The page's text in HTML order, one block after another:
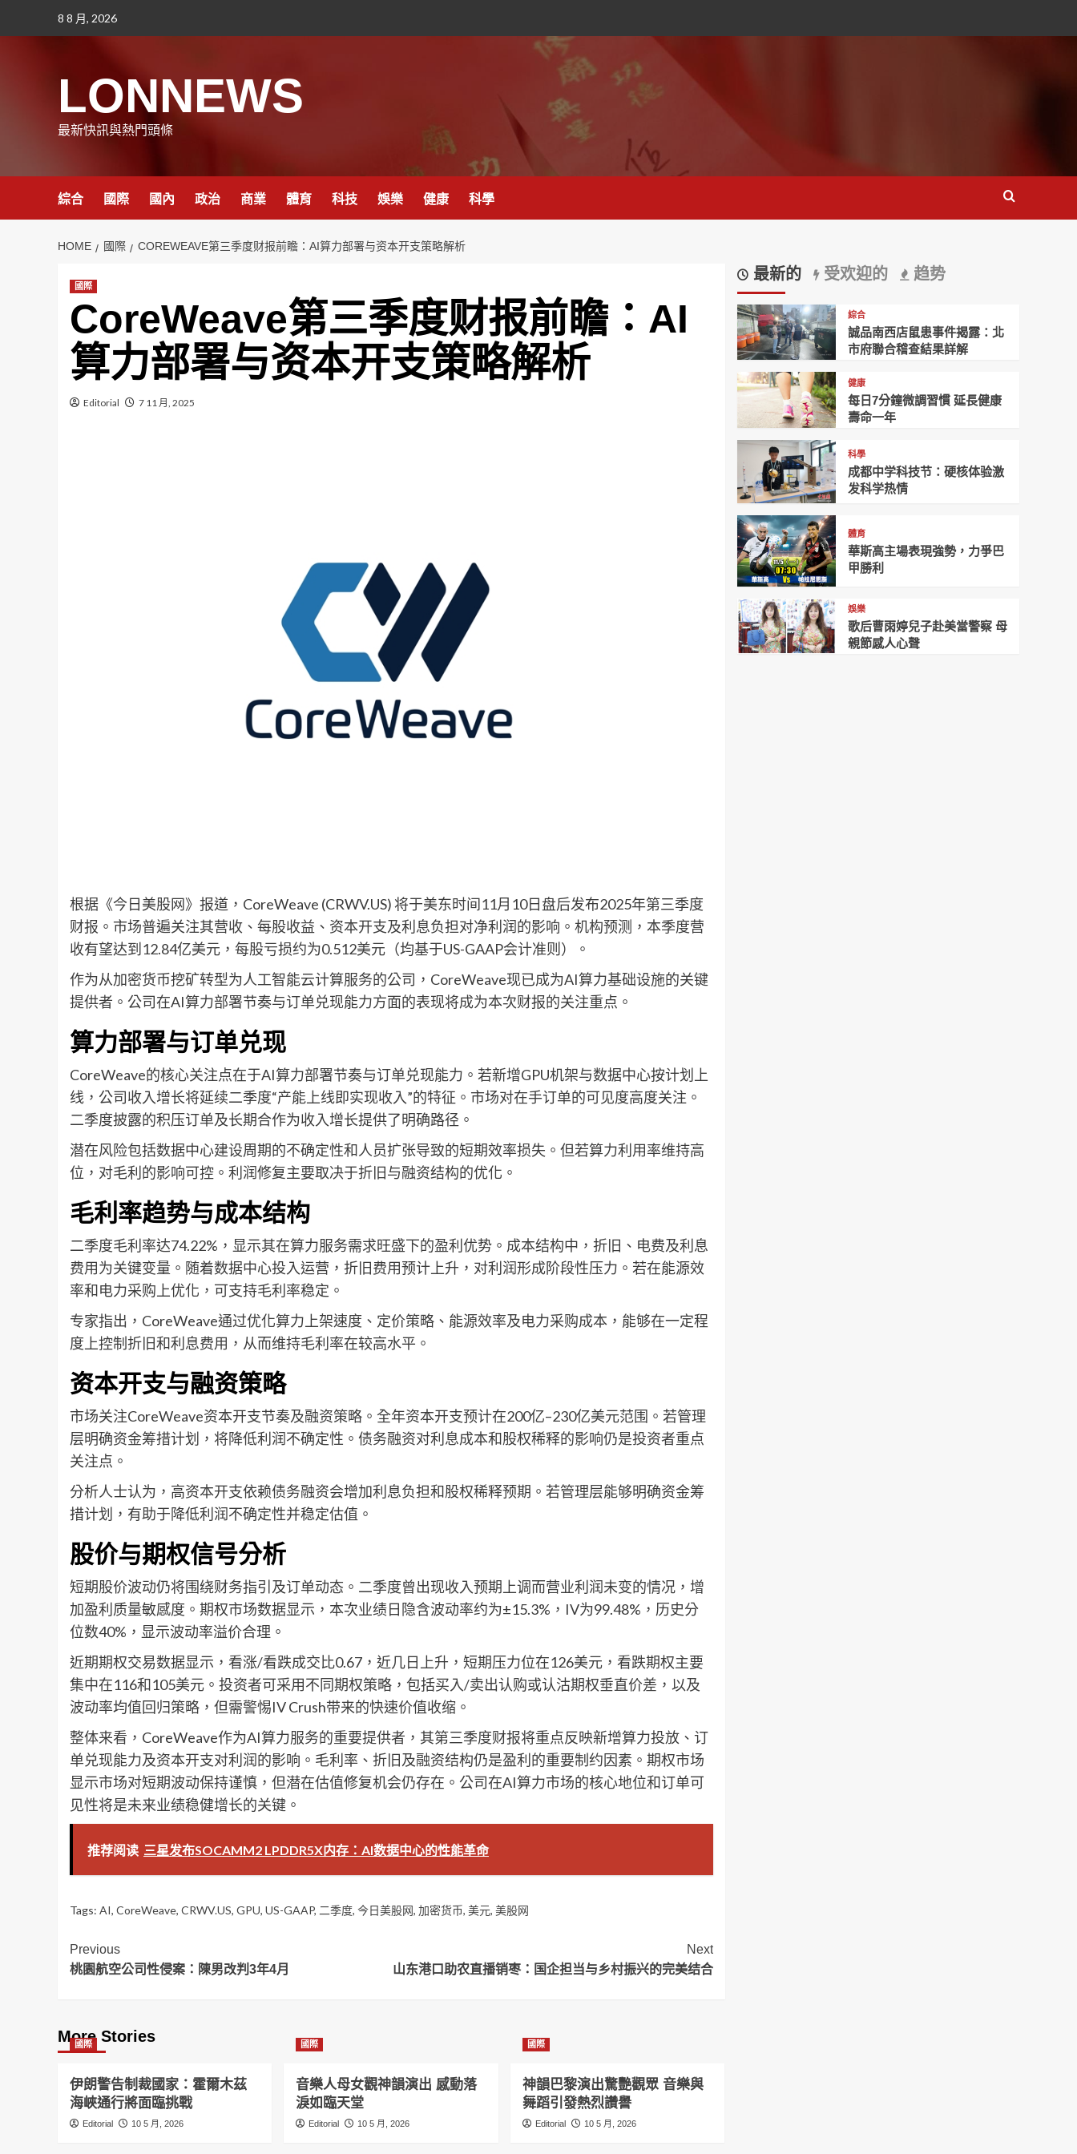
8 8 月, 2026
LONNEWS
最新快訊與熱門頭條
綜合 國際 國內 政治 商業 體育 科技 娛樂 健康 科學
HOME 國際 COREWEAVE第三季度财报前瞻：AI算力部署与资本开支策略解析
國際
CoreWeave第三季度财报前瞻：AI
算力部署与资本开支策略解析
Editorial 7 11 月, 2025
根据《今日美股网》报道，CoreWeave (CRWV.US) 将于美东时间11月10日盘后发布2025年第三季度
财报。市场普遍关注其营收、每股收益、资本开支及利息负担对净利润的影响。机构预测，本季度营
收有望达到12.84亿美元，每股亏损约为0.512美元（均基于US-GAAP会计准则）。
作为从加密货币挖矿转型为人工智能云计算服务的公司，CoreWeave现已成为AI算力基础设施的关键
提供者。公司在AI算力部署节奏与订单兑现能力方面的表现将成为本次财报的关注重点。
算力部署与订单兑现
CoreWeave的核心关注点在于AI算力部署节奏与订单兑现能力。若新增GPU机架与数据中心按计划上
线，公司收入增长将延续二季度“产能上线即实现收入”的特征。市场对在手订单的可见度高度关注。
二季度披露的积压订单及长期合作为收入增长提供了明确路径。
潜在风险包括数据中心建设周期的不确定性和人员扩张导致的短期效率损失。但若算力利用率维持高
位，对毛利的影响可控。利润修复主要取决于折旧与融资结构的优化。
毛利率趋势与成本结构
二季度毛利率达74.22%，显示其在算力服务需求旺盛下的盈利优势。成本结构中，折旧、电费及利息
费用为关键变量。随着数据中心投入运营，折旧费用预计上升，对利润形成阶段性压力。若在能源效
率和电力采购上优化，可支持毛利率稳定。
专家指出，CoreWeave通过优化算力上架速度、定价策略、能源效率及电力采购成本，能够在一定程
度上控制折旧和利息费用，从而维持毛利率在较高水平。
资本开支与融资策略
市场关注CoreWeave资本开支节奏及融资策略。全年资本开支预计在200亿–230亿美元范围。若管理
层明确资金筹措计划，将降低利润不确定性。债务融资对利息成本和股权稀释的影响仍是投资者重点
关注点。
分析人士认为，高资本开支依赖债务融资会增加利息负担和股权稀释预期。若管理层能够明确资金筹
措计划，有助于降低利润不确定性并稳定估值。
股价与期权信号分析
短期股价波动仍将围绕财务指引及订单动态。二季度曾出现收入预期上调而营业利润未变的情况，增
加盈利质量敏感度。期权市场数据显示，本次业绩日隐含波动率约为±15.3%，IV为99.48%，历史分
位数40%，显示波动率溢价合理。
近期期权交易数据显示，看涨/看跌成交比0.67，近几日上升，短期压力位在126美元，看跌期权主要
集中在116和105美元。投资者可采用不同期权策略，包括买入/卖出认购或认沽期权垂直价差，以及
波动率均值回归策略，但需警惕IV Crush带来的快速价值收缩。
整体来看，CoreWeave作为AI算力服务的重要提供者，其第三季度财报将重点反映新增算力投放、订
单兑现能力及资本开支对利润的影响。毛利率、折旧及融资结构仍是盈利的重要制约因素。期权市场
显示市场对短期波动保持谨慎，但潜在估值修复机会仍存在。公司在AI算力市场的核心地位和订单可
见性将是未来业绩稳健增长的关键。
推荐阅读 三星发布SOCAMM2 LPDDR5X内存：AI数据中心的性能革命
Tags: AI, CoreWeave, CRWV.US, GPU, US-GAAP, 二季度, 今日美股网, 加密货币, 美元, 美股网
Post
Navigation
Previous
桃園航空公司性侵案：陳男改判3年4月
Next
山东港口助农直播销枣：国企担当与乡村振兴的完美结合
More Stories
國際
伊朗警告制裁國家：霍爾木茲
海峽通行將面臨挑戰
Editorial 10 5 月, 2026
國際
音樂人母女觀神韻演出 感動落
淚如臨天堂
Editorial 10 5 月, 2026
國際
神韻巴黎演出驚艷觀眾 音樂與
舞蹈引發熱烈讚譽
Editorial 10 5 月, 2026
最新的 受欢迎的 趋势
綜合
誠品南西店鼠患事件揭露：北
市府聯合稽查結果詳解
健康
每日7分鐘微調習慣 延長健康
壽命一年
科學
成都中学科技节：硬核体验激
发科学热情
體育
華斯高主場表現強勢，力爭巴
甲勝利
娛樂
歌后曹雨婷兒子赴美當警察 母
親節感人心聲